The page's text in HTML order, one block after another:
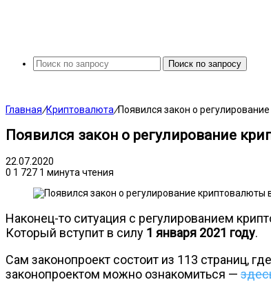
Поиск по запросу
Главная/Криптовалюта/Появился закон о
Появился закон о регулирование
22.07.2020
0 1 727 1 минута чтения
Наконец-то ситуация с регулированием
Который вступит в силу 1 января 2021 году.
Сам законопроект состоит из 113 страниц,
законопроектом можно ознакомиться —